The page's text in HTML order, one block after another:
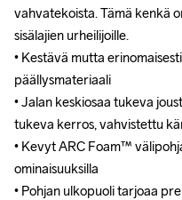
vahvatekoista. Tämä kenkä
sisälajien urheilijoille.
• Kestävä mutta
päällysmateriaali
• Jalan keskiosaa tukeva
tukeva kerros, vahvistettu
• Kevyt ARC Foam™
ominaisuuksilla
• Pohjan ulkopuoli tarjoaa
vahvatekoista. Tämä kenkä
sisälajien urheilijoille.
• Kestävä mutta
päällysmateriaali
• Jalan keskiosaa tukeva
tukeva kerros, vahvistettu
• Kevyt ARC Foam™
ominaisuuksilla
• Pohjan ulkopuoli tarjoaa